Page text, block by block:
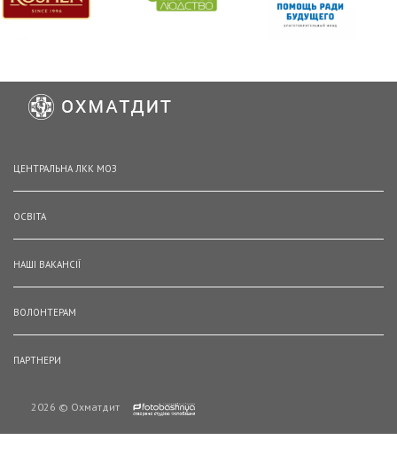
ЦЕНТРАЛЬНА ЛКК МОЗ
ОСВІТА
НАШІ ВАКАНСІЇ
ВОЛОНТЕРАМ
ПАРТНЕРИ
2026 © Охматдит